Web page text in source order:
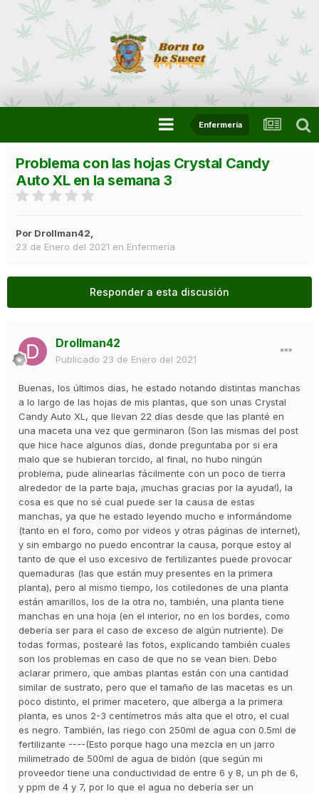
Enfermería
Problema con las hojas Crystal Candy
Auto XL en la semana 3
Por Drollman42,
23 de Enero del 2021 en Enfermería
Responder a esta discusión
Drollman42
Publicado 23 de Enero del 2021
Buenas, los últimos días, he estado notando distintas manchas
a lo largo de las hojas de mis plantas, que son unas Crystal
Candy Auto XL, que llevan 22 días desde que las planté en
una maceta una vez que germinaron (Son las mismas del post
que hice hace algunos días, donde preguntaba por si era
malo que se hubieran torcido, al final, no hubo ningún
problema, pude alinearlas fácilmente con un poco de tierra
alrededor de la parte baja, ¡muchas gracias por la ayuda!), la
cosa es que no sé cual puede ser la causa de estas
manchas, ya que he estado leyendo mucho e informándome
(tanto en el foro, como por videos y otras páginas de internet),
y sin embargo no puedo encontrar la causa, porque estoy al
tanto de que el uso excesivo de fertilizantes puede provocar
quemaduras (las que están muy presentes en la primera
planta), pero al mismo tiempo, los cotiledones de una planta
están amarillos, los de la otra no, también, una planta tiene
manchas en una hoja (en el interior, no en los bordes, como
debería ser para el caso de exceso de algún nutriente). De
todas formas, postearé las fotos, explicando también cuales
son los problemas en caso de que no se vean bien. Debo
aclarar primero, que ambas plantas están con una cantidad
similar de sustrato, pero que el tamaño de las macetas es un
poco distinto, el primer macetero, que alberga a la primera
planta, es unos 2-3 centímetros más alta que el otro, el cual
es negro. También, las riego con 250ml de agua con 0.5ml de
fertilizante ----(Esto porque hago una mezcla en un jarro
milimetrado de 500ml de agua de bidón (que según mi
proveedor tiene una conductividad de entre 6 y 8, un ph de 6,
y ppm de 4 y 7, por lo que el agua no debería ser un